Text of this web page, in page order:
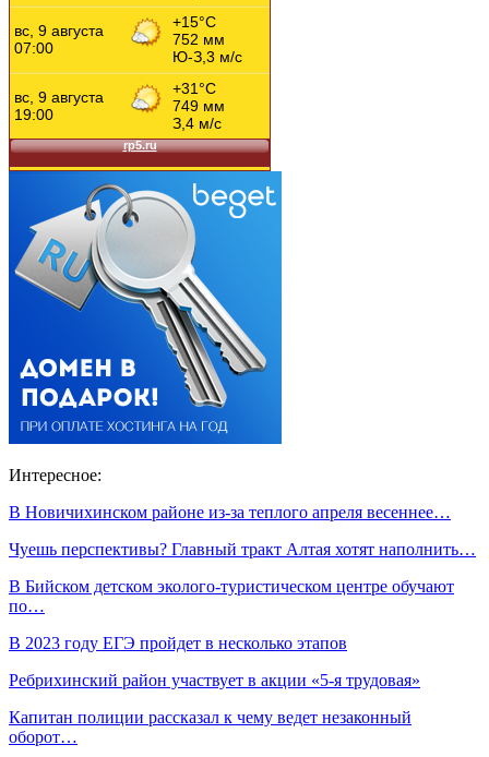
Интересное:
В Новичихинском районе из-за теплого апреля весеннее…
Чуешь перспективы? Главный тракт Алтая хотят наполнить…
В Бийском детском эколого-туристическом центре обучают
по…
В 2023 году ЕГЭ пройдет в несколько этапов
Ребрихинский район участвует в акции «5-я трудовая»
Капитан полиции рассказал к чему ведет незаконный
оборот…